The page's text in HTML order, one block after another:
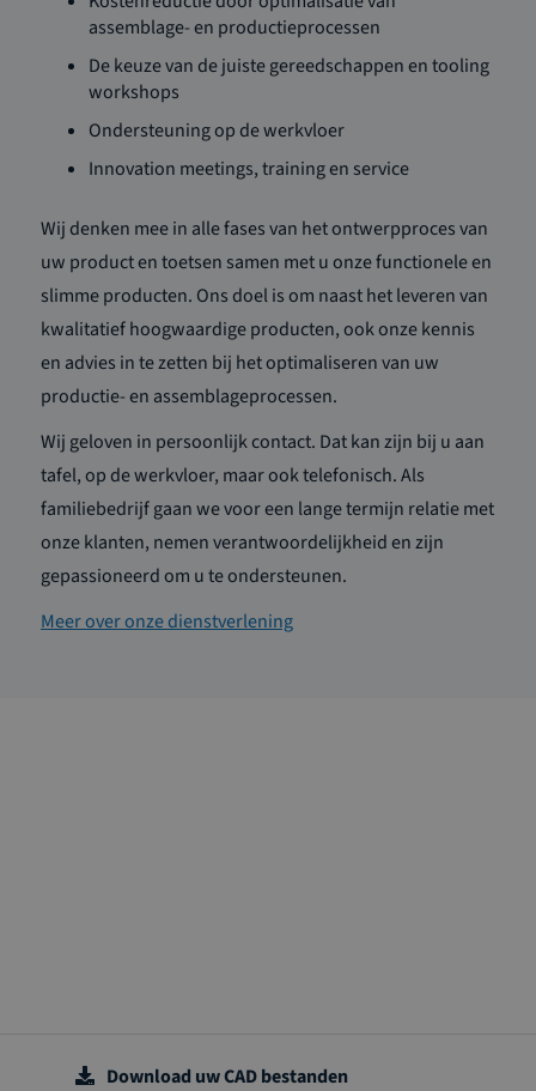
assemblage- en productieprocessen
De keuze van de juiste gereedschappen en tooling
workshops
Ondersteuning op de werkvloer
Innovation meetings, training en service
Wij denken mee in alle fases van het ontwerpproces van
uw product en toetsen samen met u onze functionele en
slimme producten. Ons doel is om naast het leveren van
kwalitatief hoogwaardige producten, ook onze kennis
en advies in te zetten bij het optimaliseren van uw
productie- en assemblageprocessen.
Wij geloven in persoonlijk contact. Dat kan zijn bij u aan
tafel, op de werkvloer, maar ook telefonisch. Als
familiebedrijf gaan we voor een lange termijn relatie met
onze klanten, nemen verantwoordelijkheid en zijn
gepassioneerd om u te ondersteunen.
Meer over onze dienstverlening
Download uw CAD bestanden